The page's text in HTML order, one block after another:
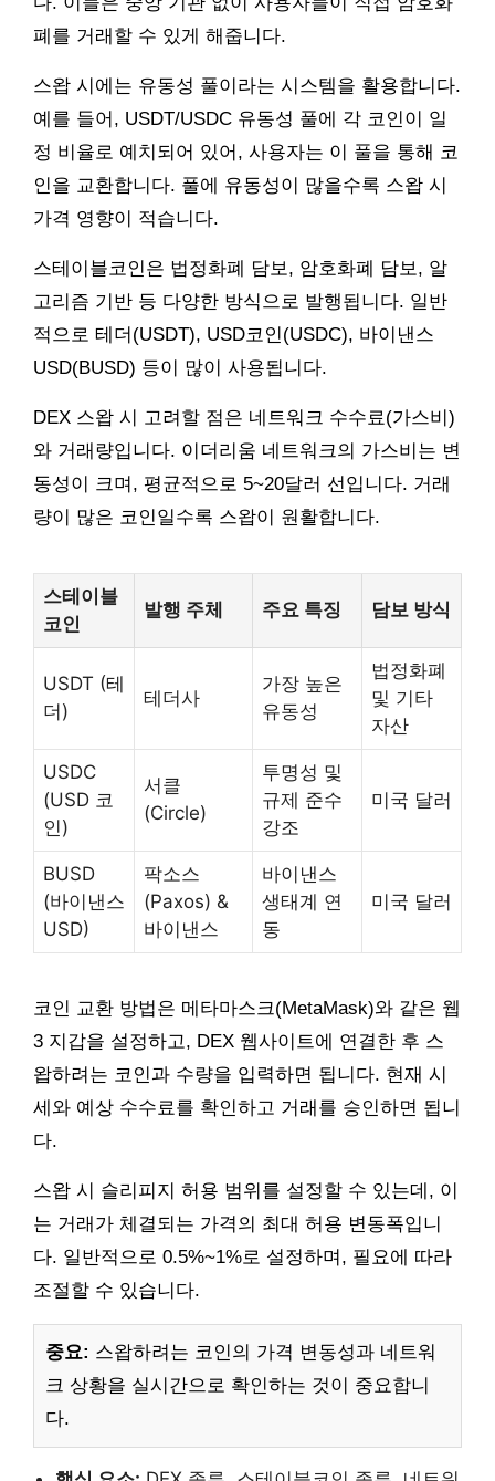
폐를 거래할 수 있게 해줍니다.
스왑 시에는 유동성 풀이라는 시스템을 활용합니다.
예를 들어, USDT/USDC 유동성 풀에 각 코인이 일
정 비율로 예치되어 있어, 사용자는 이 풀을 통해 코
인을 교환합니다. 풀에 유동성이 많을수록 스왑 시
가격 영향이 적습니다.
스테이블코인은 법정화폐 담보, 암호화폐 담보, 알
고리즘 기반 등 다양한 방식으로 발행됩니다. 일반
적으로 테더(USDT), USD코인(USDC), 바이낸스
USD(BUSD) 등이 많이 사용됩니다.
DEX 스왑 시 고려할 점은 네트워크 수수료(가스비)
와 거래량입니다. 이더리움 네트워크의 가스비는 변
동성이 크며, 평균적으로 5~20달러 선입니다. 거래
량이 많은 코인일수록 스왑이 원활합니다.
스테이블
코인
발행 주체 주요 특징 담보 방식
USDT (테
더)
테더사
가장 높은
유동성
법정화폐
및 기타
자산
USDC
(USD 코
인)
서클
(Circle)
투명성 및
규제 준수
강조
미국 달러
BUSD
(바이낸스
USD)
팍소스
(Paxos) &
바이낸스
바이낸스
생태계 연
동
미국 달러
코인 교환 방법은 메타마스크(MetaMask)와 같은 웹
3 지갑을 설정하고, DEX 웹사이트에 연결한 후 스
왑하려는 코인과 수량을 입력하면 됩니다. 현재 시
세와 예상 수수료를 확인하고 거래를 승인하면 됩니
다.
스왑 시 슬리피지 허용 범위를 설정할 수 있는데, 이
는 거래가 체결되는 가격의 최대 허용 변동폭입니
다. 일반적으로 0.5%~1%로 설정하며, 필요에 따라
조절할 수 있습니다.
중요: 스왑하려는 코인의 가격 변동성과 네트워
크 상황을 실시간으로 확인하는 것이 중요합니
다.